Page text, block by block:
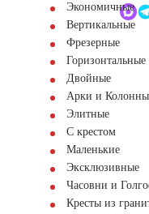
Обратный звонокЭкономичные
Вертикальные
Фрезерные
Горизонтальные
Двойные
Арки и Колонны
Элитные
С крестом
Маленькие
Эксклюзивные
Часовни и
Кресты из